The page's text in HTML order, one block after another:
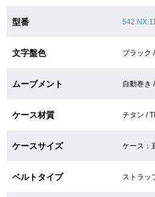
店舗受け取りサービス
買取ご成約者様限定5万円クーポン
型番
文字盤色 ブラック
ムーブメント 自動巻き
ケース材質 チタン / TI
ケースサイズ ケース：
ベルトタイプ ストラッ